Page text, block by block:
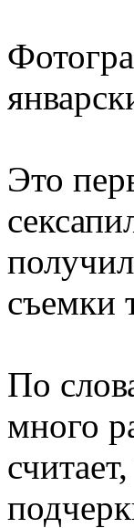
Это
съемки
По
много